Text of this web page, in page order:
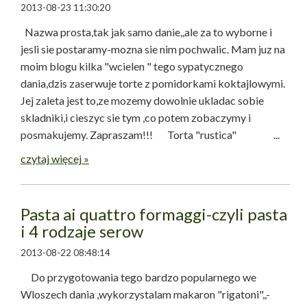
2013-08-23 11:30:20
Nazwa prosta,tak jak samo danie,,ale za to wyborne i
jesli sie postaramy-mozna sie nim pochwalic. Mam juz na
moim blogu kilka "wcielen " tego sypatycznego
dania,dzis zaserwuje torte z pomidorkami koktajlowymi.
Jej zaleta jest to,ze mozemy dowolnie ukladac sobie
skladniki,i cieszyc sie tym ,co potem zobaczymy i
posmakujemy. Zapraszam!!! Torta "rustica" ...
czytaj więcej »
Pasta ai quattro formaggi-czyli pasta
i 4 rodzaje serow
2013-08-22 08:48:14
Do przygotowania tego bardzo popularnego we
Wloszech dania ,wykorzystalam makaron "rigatoni",,-